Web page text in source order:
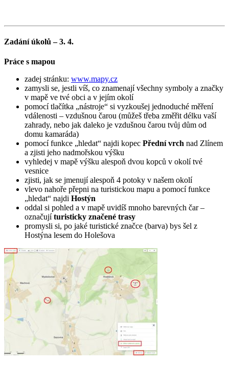
Zadání úkolů – 3. 4.
Práce s mapou
zadej stránku: www.mapy.cz
zamysli se, jestli víš, co znamenají všechny symboly a značky
v mapě ve tvé obci a v jejím okolí
pomocí tlačítka „nástroje“ si vyzkoušej jednoduché měření
vdálenosti – vzdušnou čarou (můžeš třeba změřit délku vaší
zahrady, nebo jak daleko je vzdušnou čarou tvůj dům od
domu kamaráda)
pomocí funkce „hledat“ najdi kopec Přední vrch nad Zlínem
a zjisti jeho nadmořskou výšku
vyhledej v mapě výšku alespoň dvou kopců v okolí tvé
vesnice
zjisti, jak se jmenují alespoň 4 potoky v našem okolí
vlevo nahoře přepni na turistickou mapu a pomocí funkce
„hledat“ najdi Hostýn
oddal si pohled a v mapě uvidíš mnoho barevných čar –
označujíturisticky značené trasy
promysli si, po jaké turistické značce (barva) bys šel z
Hostýna lesem do Holešova